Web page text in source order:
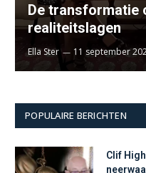
De transformatie
realiteitslagen
Ella Ster 11 september
POPULAIRE BERICHTEN
Clif